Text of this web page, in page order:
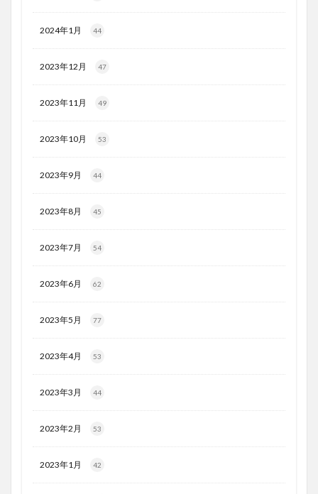
2024年1月 44
2023年12月 47
2023年11月 49
2023年10月 53
2023年9月 44
2023年8月 45
2023年7月 54
2023年6月 62
2023年5月 77
2023年4月 53
2023年3月 44
2023年2月 53
2023年1月 42